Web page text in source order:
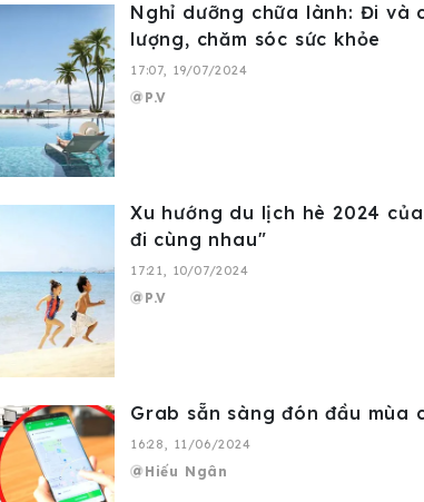
Nghỉ dưỡng chữa lành: Đi và
lượng, chăm sóc sức khỏe
17:07, 19/07/2024
P.V
Xu hướng du lịch hè 2024
đi cùng nhau"
17:21, 10/07/2024
P.V
Grab sẵn sàng đón đầu mùa
16:28, 11/06/2024
Hiếu Ngân